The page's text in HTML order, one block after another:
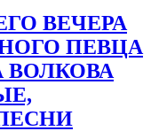
ВЕЧЕРА
ПЕВЦА
ВОЛКОВА